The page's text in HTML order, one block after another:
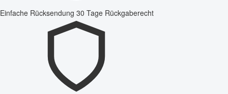
Einfache Rücksendung 30 Tage Rückgaberecht